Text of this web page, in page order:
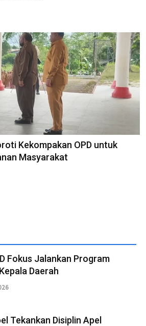
Kekompakan OPD untuk
Masyarakat
Fokus Jalankan Program
Daerah
Tekankan Disiplin Apel